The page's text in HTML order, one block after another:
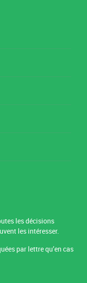
les décisions
les intéresser.
par lettre qu’en cas